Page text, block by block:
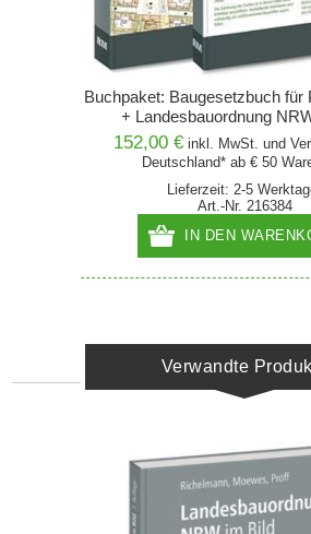
Buchpaket: Baugesetzbuch für
+ Landesbauordnung
152,00 € inkl. MwSt. und
Deutschland* ab € 50
Lieferzeit: 2-5
Art.-Nr. 216384
IN DEN
Verwandte